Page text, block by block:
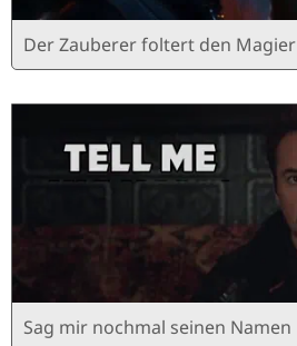
Der Zauberer foltert den Magier
Sag mir nochmal seinen Namen